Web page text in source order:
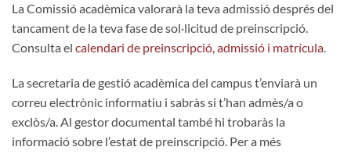
La Comissió acadèmica valorarà la teva admissió després del
tancament de la teva fase de sol·licitud de preinscripció.
Consulta el calendari de preinscripció, admissió i matrícula.
La secretaria de gestió acadèmica del campus t’enviarà un
correu electrònic informatiu i sabràs si t’han admès/a o
exclòs/a. Al gestor documental també hi trobaràs la
informació sobre l’estat de preinscripció. Per a més